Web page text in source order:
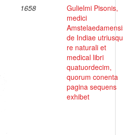
1658
Gulielmi Pisonis,
medici
de Indiae
re naturali et
medical libri
quatuordecim,
quorum conenta
pagina sequens
exhibet